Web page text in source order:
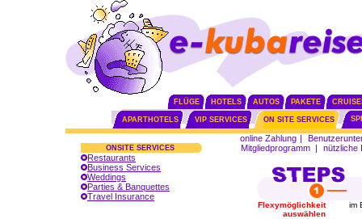
FLÜGE HOTELS AUTOS PAKETE
APARTHOTELS VIP SERVICES ON SITE SERVICES
ONSITE SERVICES
Restaurants
Business Services
Weddings
Parties & Banquettes
Travel Insurance
online Zahlung |
Mitgliedprogramm | nützliche
Flexymöglichkeit
auswählen
im